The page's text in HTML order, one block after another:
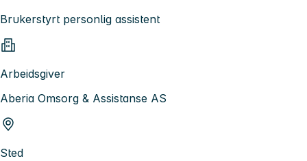
Brukerstyrt personlig assistent
Arbeidsgiver
Aberia Omsorg & Assistanse AS
Sted